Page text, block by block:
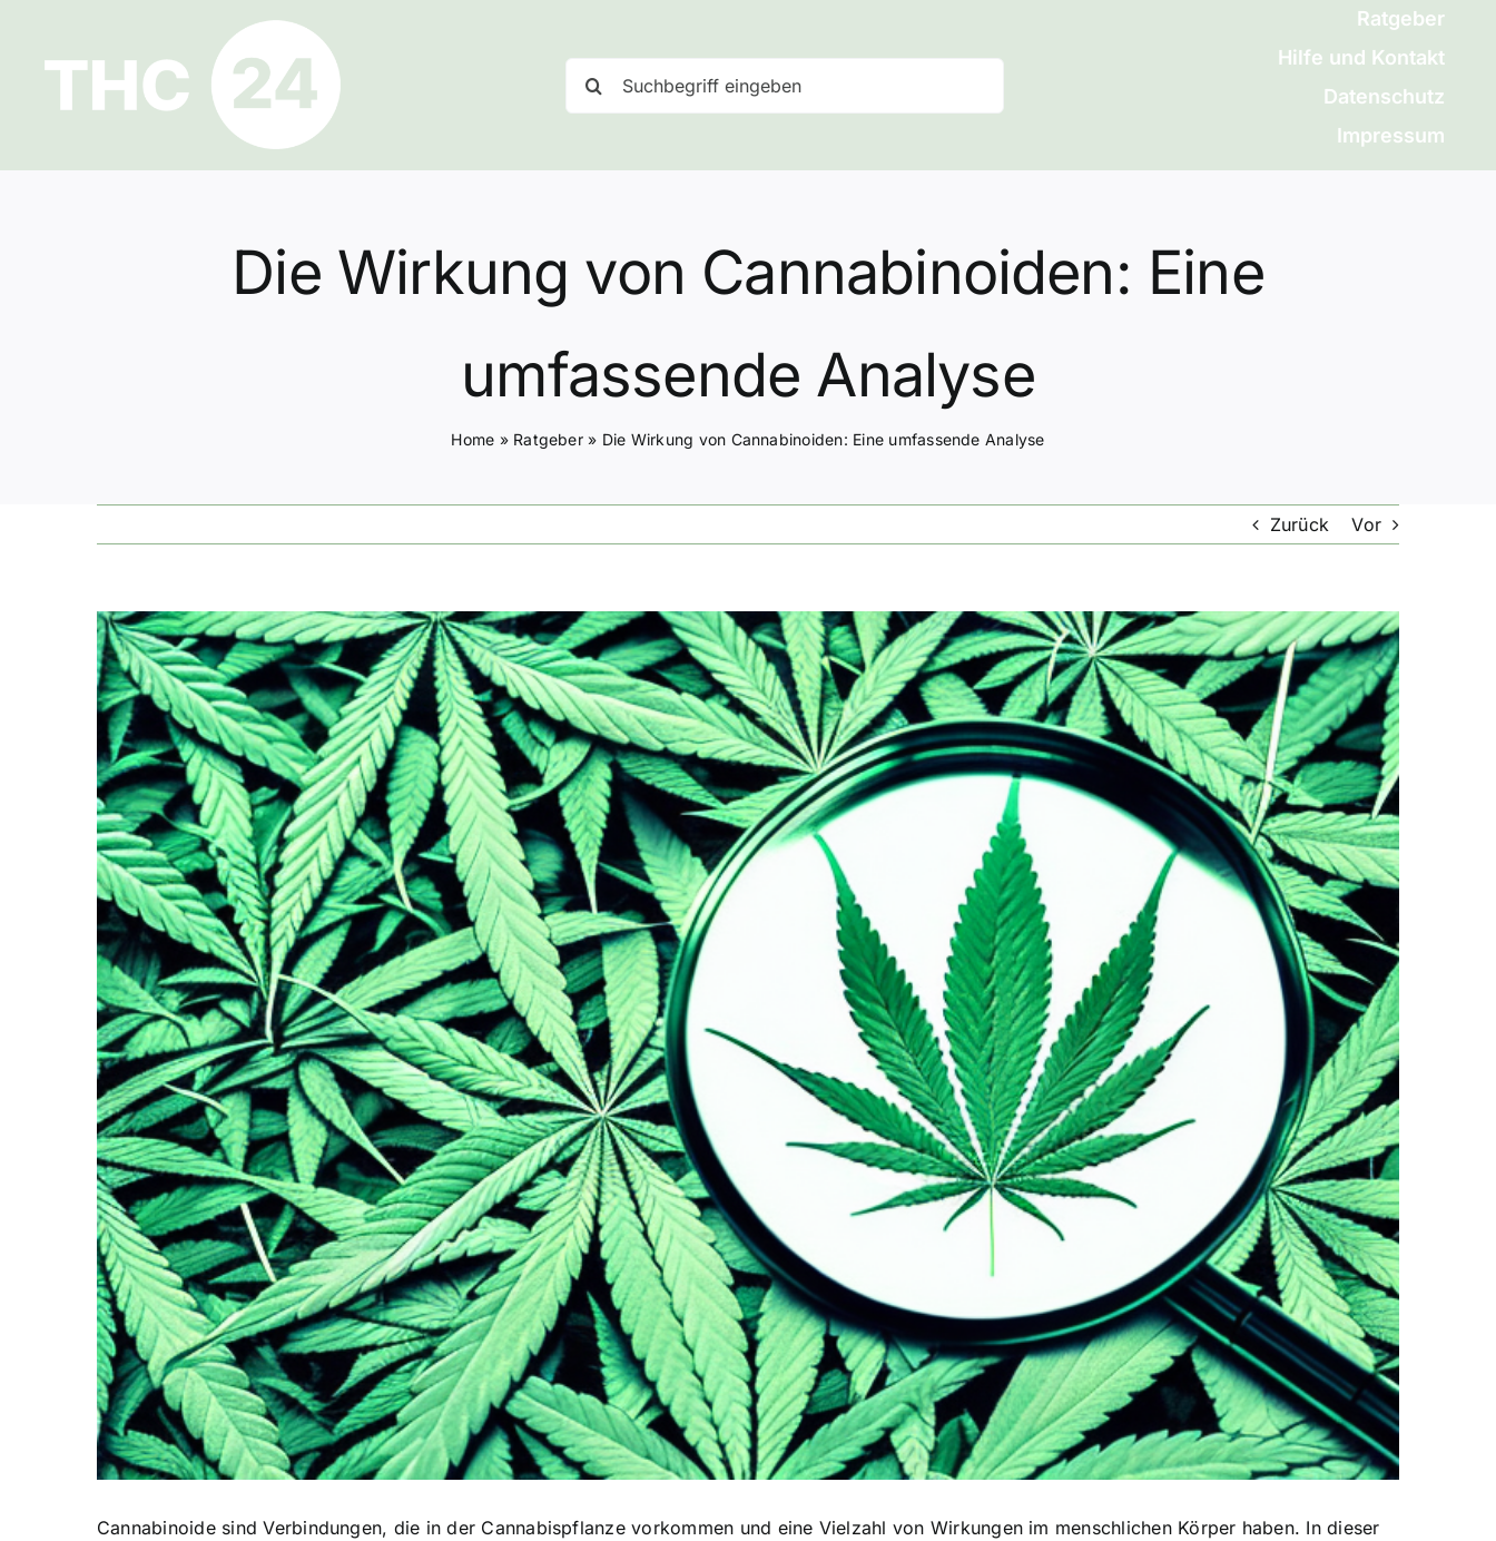
springen
nach:
Ratgeber
Hilfe und Kontakt
Datenschutz
Impressum
Die Wirkung von Cannabinoiden: Eine
umfassende Analyse
Home » Ratgeber» Die Wirkung von Cannabinoiden: Eine umfassende Analyse
Zurück Vor
Zeige
grösseres
Bild
Cannabinoide sind Verbindungen, die in der Cannabispflanze vorkommen und eine Vielzahl von Wirkungen im menschlichen Körper haben. In dieser